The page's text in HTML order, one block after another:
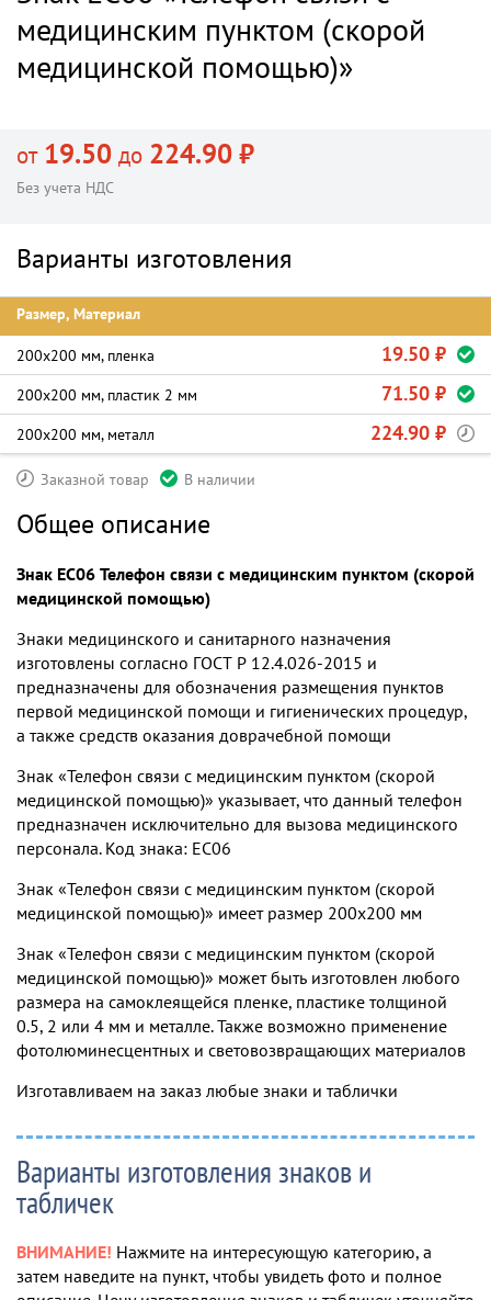
медицинским пунктом (скорой
медицинской помощью)»
от19.50 до 224.90 ₽
Без учета НДС
Варианты изготовления
Размер, Материал
200х200 мм, пленка 19.50 ₽
200х200 мм, пластик 2 мм 71.50 ₽
200х200 мм, металл 224.90 ₽
Заказной товар В наличии
Общее описание
Знак EC06 Телефон связи с медицинским пунктом (скорой
медицинской помощью)
Знаки медицинского и санитарного назначения
изготовлены согласно ГОСТ Р 12.4.026-2015 и
предназначены для обозначения размещения пунктов
первой медицинской помощи и гигиенических процедур,
а также средств оказания доврачебной помощи
Знак «Телефон связи с медицинским пунктом (скорой
медицинской помощью)» указывает, что данный телефон
предназначен исключительно для вызова медицинского
персонала. Код знака: EC06
Знак «Телефон связи с медицинским пунктом (скорой
медицинской помощью)» имеет размер 200х200 мм
Знак «Телефон связи с медицинским пунктом (скорой
медицинской помощью)» может быть изготовлен любого
размера на самоклеящейся пленке, пластике толщиной
0.5, 2 или 4 мм и металле. Также возможно применение
фотолюминесцентных и световозвращающих материалов
Изготавливаем на заказ любые знаки и таблички
Варианты изготовления знаков и
табличек
ВНИМАНИЕ! Нажмите на интересующую категорию, а
затем наведите на пункт, чтобы увидеть фото и полное